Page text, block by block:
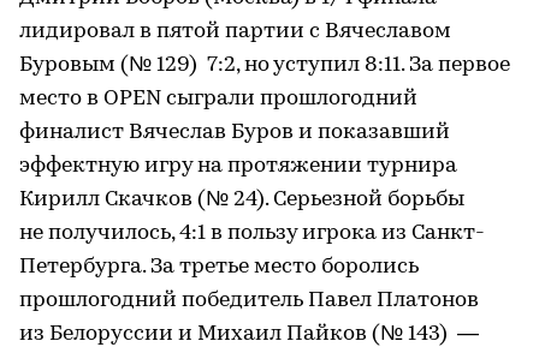
лидировал в пятой партии с Вячеславом
Буровым (№ 129) 7:2, но уступил 8:11. За первое
место в OPEN сыграли прошлогодний
финалист Вячеслав Буров и показавший
эффектную игру на протяжении турнира
Кирилл Скачков (№ 24). Серьезной борьбы
не получилось, 4:1 в пользу игрока из Санкт-
Петербурга. За третье место боролись
прошлогодний победитель Павел Платонов
из Белоруссии и Михаил Пайков (№ 143) —